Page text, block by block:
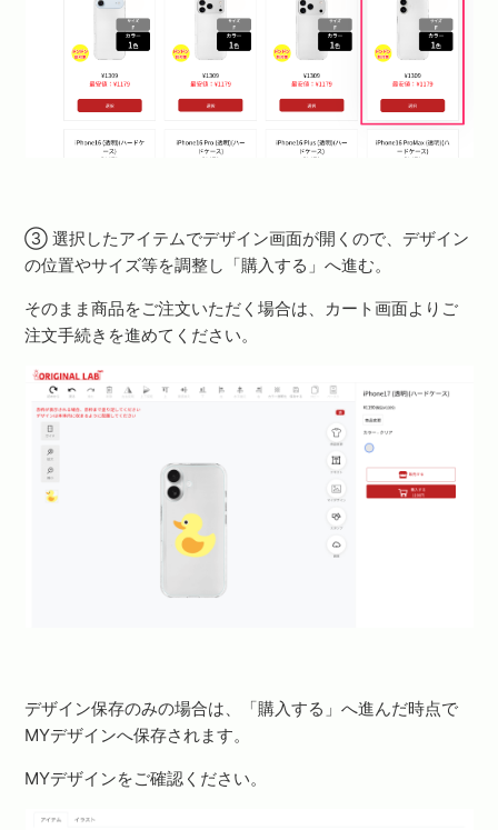
③ 選択したアイテムでデザイン画面が開くので、デザイン
の位置やサイズ等を調整し「購入する」へ進む。
そのまま商品をご注文いただく場合は、カート画面よりご
注文手続きを進めてください。
デザイン保存のみの場合は、「購入する」へ進んだ時点で
MYデザインへ保存されます。
MYデザインをご確認ください。